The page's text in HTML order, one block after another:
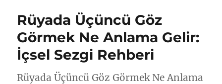
Rüyada Üçüncü Göz
Görmek Ne Anlama Gelir:
İçsel Sezgi Rehberi
Rüyada Üçüncü Göz Görmek Ne Anlama